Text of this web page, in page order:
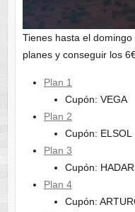
Tienes hasta el
planes y conseguir los
Plan 1
Cupón: VEGA
Plan 2
Cupón: ELSOL
Plan 3
Cupón: HADAR
Plan 4
Cupón: